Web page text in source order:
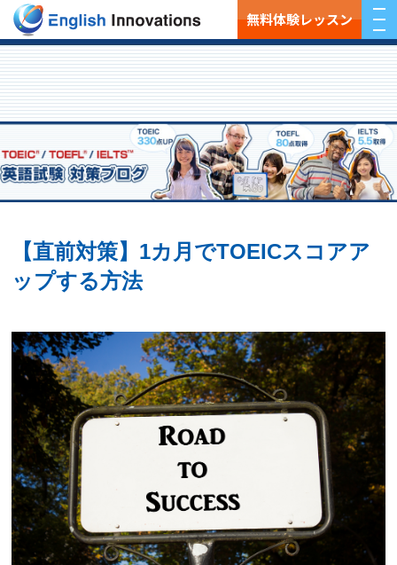
無料体験レッスン
【直前対策】1カ月でTOEICスコアア
ップする方法